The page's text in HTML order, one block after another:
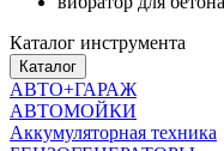
Каталог инструмента
Каталог
АВТО+ГАРАЖ
АВТОМОЙКИ
Аккумуляторная техника